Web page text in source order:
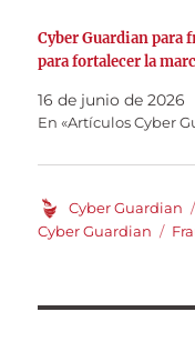
Cyber Guardian para
para fortalecer la
16 de junio de 2026
En «Artículos Cyber
Autor
Cyber Guardian
Cyber Guardian